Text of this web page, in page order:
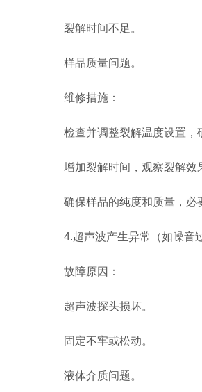
裂解时间不足。
样品质量问题。
维修措施：
检查并调整裂解温度设置，
增加裂解时间，观察裂解效
确保样品的纯度和质量，必
4.超声波产生异常（如噪音过
故障原因：
超声波探头损坏。
固定不牢或松动。
液体介质问题。